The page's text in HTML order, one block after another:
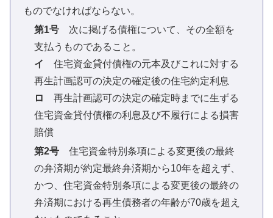
ものでなければならない。
第1号次に掲げる債権について、その全額を
支払うものであること。
イ
住宅資金貸付債権の元本及びこれに対する
再生計画認可の決定の確定後の住宅約定利息
ロ
再生計画認可の決定の確定時までに生ずる
住宅資金貸付債権の利息及び不履行による損害
賠償
第2号住宅資金特別条項による変更後の最終
の弁済期が約定最終弁済期から10年を超えず、
かつ、住宅資金特別条項による変更後の最終の
弁済期における再生債務者の年齢が70歳を超え